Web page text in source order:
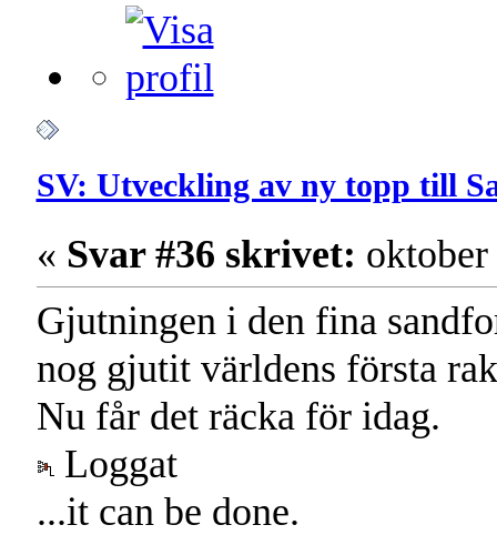
SV: Utveckling av ny topp till
« Svar #36 skrivet:
Gjutningen i den fina
nog gjutit världens första
Nu får det räcka för idag.
Loggat
...it can be done.